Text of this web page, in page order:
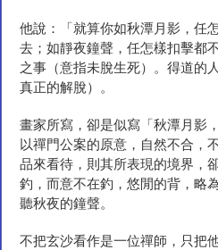
他說：「就算你如秋潭月影，任
去；如靜夜鐘聲，任怎樣扣擊都
之事（意指未脫生死）。得道的
真正的解脫）。
畫家所寫，卻是似寫「秋潭月影
以禪門公案的原意，自然不合，
品來看待，則其所表現的境界，
釣，而意不在釣，悠閒的背，略
聽秋夜的鐘聲。
不把玄沙看作是一位禪師，只把